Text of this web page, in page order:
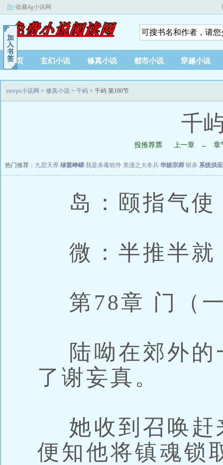
收藏4g小说网
首页 玄幻小说 修真小说 都市小说 穿越小说
stovps小说网 > 修真小说 > 千屿 > 千屿 第100节
千
投推荐票 上一章 ← 章
热门推荐： 九层天界 绿茵峥嵘 我是杀毒软件 美漫之大冬兵 华娱宗师 斩杀 系统供
岛：颐指气使
微：半推半就
第78章 门（
陆呦在郊外的
了谢妄真。
她收到召唤赶
便知他将镇魂锁